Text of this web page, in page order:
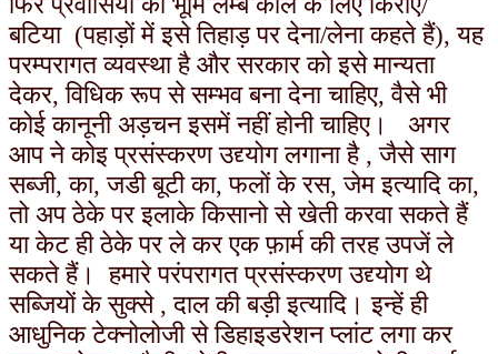
बटिया (पहाड़ों में इसे तिहाड़ पर देना/लेना कहते हैं), यह
परम्परागत व्यवस्था है और सरकार को इसे मान्यता
देकर, विधिक रूप से सम्भव बना देना चाहिए, वैसे भी
कोई कानूनी अड़चन इसमें नहीं होनी चाहिए। अगर
आप ने कोइ प्रसंस्करण उद्द्योग लगाना है , जैसे साग
सब्जी, का, जडी बूटी का, फलों के रस, जेम इत्यादि का,
तो अप ठेके पर इलाके किसानो से खेती करवा सकते हैं
या केट ही ठेके पर ले कर एक फ़ार्म की तरह उपजें ले
सकते हैं। हमारे परंपरागत प्रसंस्करण उद्द्योग थे
सब्जियों के सुक्से , दाल की बड़ी इत्यादि। इन्हें ही
आधुनिक टेक्नोलोजी से डिहाइडरेशन प्लांट लगा कर